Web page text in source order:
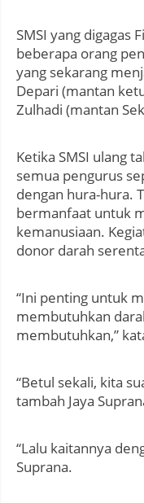
SMSI yang digagas
beberapa orang
yang sekarang
Depari (mantan
Zulhadi (mantan
Ketika SMSI ulang
semua pengurus
dengan hura-hura.
bermanfaat untuk
kemanusiaan.
donor darah
“Ini penting untuk
membutuhkan
membutuhkan,”
“Betul sekali, kita
tambah Jaya
“Lalu kaitannya
Suprana.